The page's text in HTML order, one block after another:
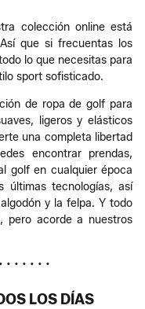
colección online está
que si frecuentas los
lo que necesitas para
sport sofisticado.
de ropa de golf para
ligeros y elásticos
una completa libertad
encontrar prendas,
golf en cualquier época
últimas tecnologías, así
y la felpa. Y todo
pero acorde a nuestros
• • • • • •
LOS DÍAS